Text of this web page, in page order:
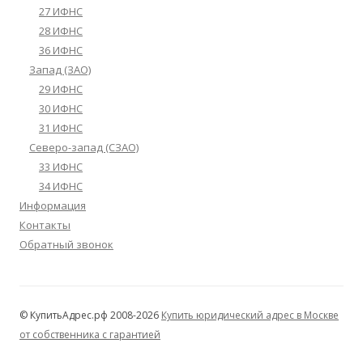
27 ИФНС
28 ИФНС
36 ИФНС
Запад (ЗАО)
29 ИФНС
30 ИФНС
31 ИФНС
Северо-запад (СЗАО)
33 ИФНС
34 ИФНС
Информация
Контакты
Обратный звонок
© КупитьАдрес.рф 2008-2026 Купить юридический адрес в Москве
от собственника с гарантией